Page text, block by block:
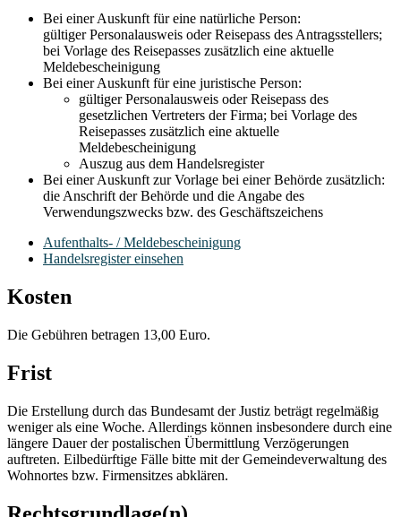
Bei einer Auskunft für eine natürliche Person:
gültiger Personalausweis oder Reisepass des Antragsstellers;
bei Vorlage des Reisepasses zusätzlich eine aktuelle
Meldebescheinigung
Bei einer Auskunft für eine juristische Person:
gültiger Personalausweis oder Reisepass des
gesetzlichen Vertreters der Firma; bei Vorlage des
Reisepasses zusätzlich eine aktuelle
Meldebescheinigung
Auszug aus dem Handelsregister
Bei einer Auskunft zur Vorlage bei einer Behörde zusätzlich:
die Anschrift der Behörde und die Angabe des
Verwendungszwecks bzw. des Geschäftszeichens
Aufenthalts- / Meldebescheinigung
Handelsregister einsehen
Kosten
Die Gebühren betragen 13,00 Euro.
Frist
Die Erstellung durch das Bundesamt der Justiz beträgt regelmäßig
weniger als eine Woche. Allerdings können insbesondere durch eine
längere Dauer der postalischen Übermittlung Verzögerungen
auftreten. Eilbedürftige Fälle bitte mit der Gemeindeverwaltung des
Wohnortes bzw. Firmensitzes abklären.